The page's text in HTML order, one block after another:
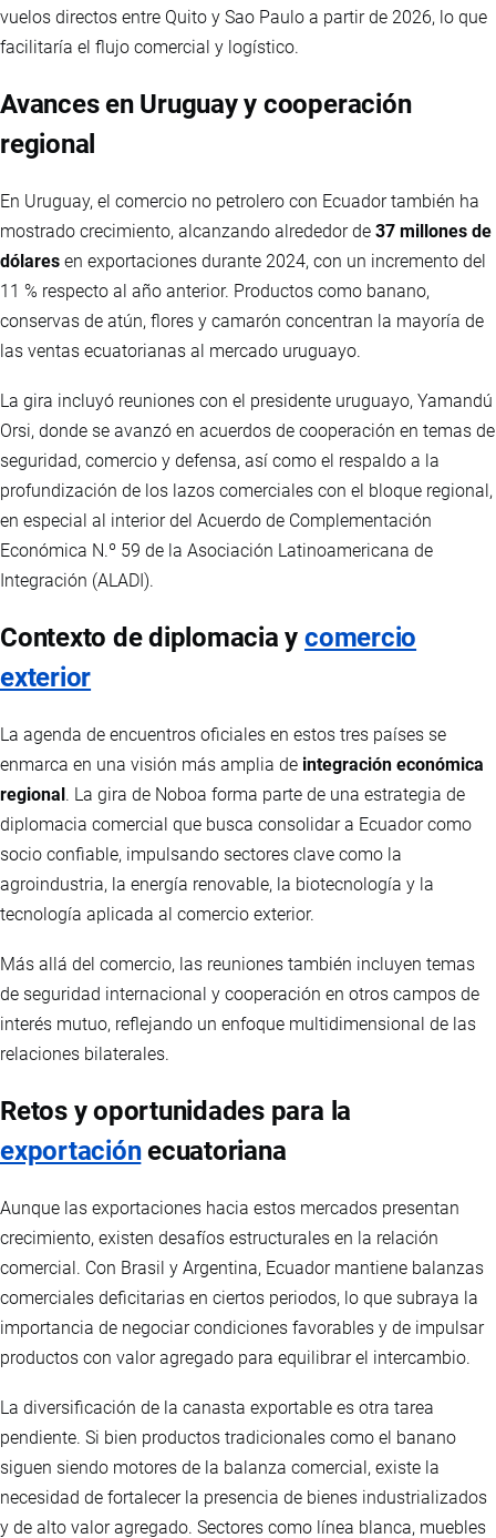
vuelos directos entre Quito y Sao Paulo a partir de 2026, lo que
facilitaría el flujo comercial y logístico.
Avances en Uruguay y cooperación
regional
En Uruguay, el comercio no petrolero con Ecuador también ha
mostrado crecimiento, alcanzando alrededor de 37 millones de
dólares en exportaciones durante 2024, con un incremento del
11 % respecto al año anterior. Productos como banano,
conservas de atún, flores y camarón concentran la mayoría de
las ventas ecuatorianas al mercado uruguayo.
La gira incluyó reuniones con el presidente uruguayo, Yamandú
Orsi, donde se avanzó en acuerdos de cooperación en temas de
seguridad, comercio y defensa, así como el respaldo a la
profundización de los lazos comerciales con el bloque regional,
en especial al interior del Acuerdo de Complementación
Económica N.º 59 de la Asociación Latinoamericana de
Integración (ALADI).
Contexto de diplomacia y comercio
exterior
La agenda de encuentros oficiales en estos tres países se
enmarca en una visión más amplia de integración económica
regional. La gira de Noboa forma parte de una estrategia de
diplomacia comercial que busca consolidar a Ecuador como
socio confiable, impulsando sectores clave como la
agroindustria, la energía renovable, la biotecnología y la
tecnología aplicada al comercio exterior.
Más allá del comercio, las reuniones también incluyen temas
de seguridad internacional y cooperación en otros campos de
interés mutuo, reflejando un enfoque multidimensional de las
relaciones bilaterales.
Retos y oportunidades para la
exportaciónecuatoriana
Aunque las exportaciones hacia estos mercados presentan
crecimiento, existen desafíos estructurales en la relación
comercial. Con Brasil y Argentina, Ecuador mantiene balanzas
comerciales deficitarias en ciertos periodos, lo que subraya la
importancia de negociar condiciones favorables y de impulsar
productos con valor agregado para equilibrar el intercambio.
La diversificación de la canasta exportable es otra tarea
pendiente. Si bien productos tradicionales como el banano
siguen siendo motores de la balanza comercial, existe la
necesidad de fortalecer la presencia de bienes industrializados
y de alto valor agregado. Sectores como línea blanca, muebles